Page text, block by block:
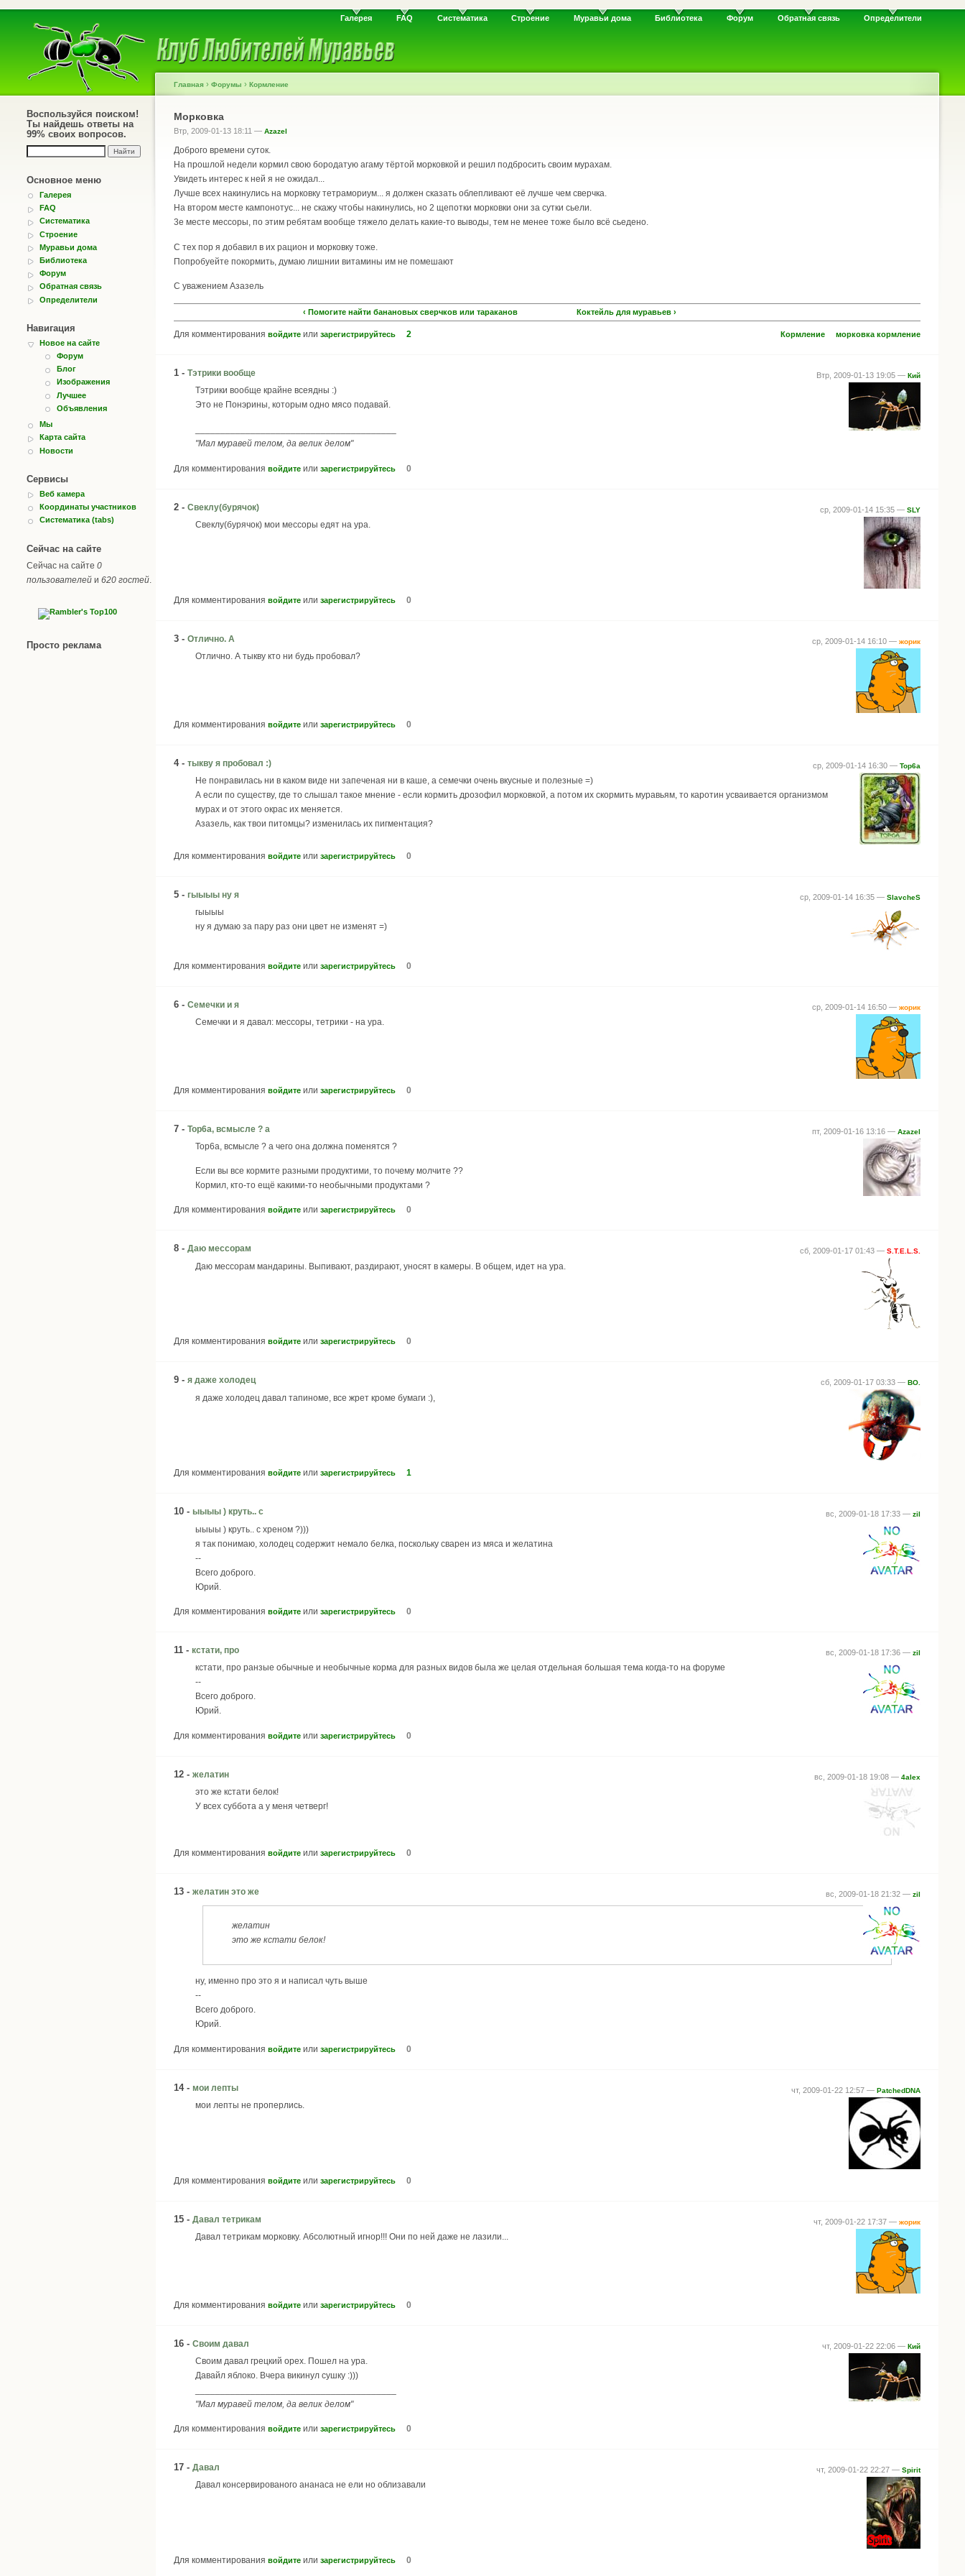
Галерея FAQ Систематика Строение Муравьи дома Библиотека Форум Обратная связь Определители
Воспользуйся поиском!
Ты найдешь ответы на
99% своих вопросов.
Основное меню
Галерея
FAQ
Систематика
Строение
Муравьи дома
Библиотека
Форум
Обратная связь
Определители
Навигация
Новое на сайте
Форум
Блог
Изображения
Лучшее
Объявления
Мы
Карта сайта
Новости
Сервисы
Веб камера
Координаты участников
Систематика (tabs)
Сейчас на сайте
Сейчас на сайте 0
пользователей и 620 гостей
Просто реклама
Главная › Форумы › Кормление
Морковка
Втр, 2009-01-13 18:11 — Azazel
Доброго времени суток.
На прошлой недели кормил свою бородатую агаму тёртой морковкой и решил подбросить своим мурахам.
Увидеть интерес к ней я не ожидал...
Лучше всех накинулись на морковку тетрамориум... я должен сказать облепливают её лучше чем сверчка.
На втором месте кампонотус... не скажу чтобы накинулись, но 2 щепотки морковки они за сутки сьели.
3е месте мессоры, по этим ребятам вообще тяжело делать какие-то выводы, тем не менее тоже было всё сьедено.
С тех пор я добавил в их рацион и морковку тоже.
Попробуейте покормить, думаю лишнии витамины им не помешают
С уважением Азазель
‹ Помогите найти банановых сверчков или тараканов Коктейль для муравьев ›
Кормление морковка кормление
Для комментирования войдите или зарегистрируйтесь 2
Втр, 2009-01-13 19:05 — Кий
1 - Тэтрики вообще
Тэтрики вообще крайне всеядны :)
Это не Понэрины, которым одно мясо подавай.
"Мал муравей телом, да велик делом"
Для комментирования войдите или зарегистрируйтесь 0
ср, 2009-01-14 15:35 — SLY
2 - Свеклу(бурячок)
Свеклу(бурячок) мои мессоры едят на ура.
Для комментирования войдите или зарегистрируйтесь 0
ср, 2009-01-14 16:10 — жорик
3 - Отлично. А
Отлично. А тыкву кто ни будь пробовал?
Для комментирования войдите или зарегистрируйтесь 0
ср, 2009-01-14 16:30 — Top6a
4 - тыкву я пробовал :)
Не понравилась ни в каком виде ни запеченая ни в каше, а семечки очень вкусные и полезные =)
А если по существу, где то слышал такое мнение - если кормить дрозофил морковкой, а потом их скормить муравьям, то каротин усваивается организмом
мурах и от этого окрас их меняется.
Азазель, как твои питомцы? изменилась их пигментация?
Для комментирования войдите или зарегистрируйтесь 0
ср, 2009-01-14 16:35 — SlavcheS
5 - гыыыы ну я
гыыыы
ну я думаю за пару раз они цвет не изменят =)
Для комментирования войдите или зарегистрируйтесь 0
ср, 2009-01-14 16:50 — жорик
6 - Семечки и я
Семечки и я давал: мессоры, тетрики - на ура.
Для комментирования войдите или зарегистрируйтесь 0
пт, 2009-01-16 13:16 — Azazel
7 - Top6a, всмысле ? а
Top6a, всмысле ? а чего она должна поменятся ?
Если вы все кормите разными продуктими, то почему молчите ??
Кормил, кто-то ещё какими-то необычными продуктами ?
Для комментирования войдите или зарегистрируйтесь 0
сб, 2009-01-17 01:43 — S.T.E.L.S.
8 - Даю мессорам
Даю мессорам мандарины. Выпивают, раздирают, уносят в камеры. В общем, идет на ура.
Для комментирования войдите или зарегистрируйтесь 0
сб, 2009-01-17 03:33 — BO.
9 - я даже холодец
я даже холодец давал тапиноме, все жрет кроме бумаги :),
Для комментирования войдите или зарегистрируйтесь 1
вс, 2009-01-18 17:33 — zil
10 - ыыыы ) круть.. с
ыыыы ) круть.. с хреном ?)))
я так понимаю, холодец содержит немало белка, поскольку сварен из мяса и желатина
--
Всего доброго.
Юрий.
Для комментирования войдите или зарегистрируйтесь 0
вс, 2009-01-18 17:36 — zil
11 - кстати, про
кстати, про ранзые обычные и необычные корма для разных видов была же целая отдельная большая тема когда-то на форуме
--
Всего доброго.
Юрий.
Для комментирования войдите или зарегистрируйтесь 0
вс, 2009-01-18 19:08 — 4alex
12 - желатин
это же кстати белок!
У всех суббота а у меня четверг!
Для комментирования войдите или зарегистрируйтесь 0
вс, 2009-01-18 21:32 — zil
13 - желатин это же
желатин
это же кстати белок!
ну, именно про это я и написал чуть выше
--
Всего доброго.
Юрий.
Для комментирования войдите или зарегистрируйтесь 0
чт, 2009-01-22 12:57 — PatchedDNA
14 - мои лепты
мои лепты не проперлись.
Для комментирования войдите или зарегистрируйтесь 0
чт, 2009-01-22 17:37 — жорик
15 - Давал тетрикам
Давал тетрикам морковку. Абсолютный игнор!!! Они по ней даже не лазили...
Для комментирования войдите или зарегистрируйтесь 0
чт, 2009-01-22 22:06 — Кий
16 - Своим давал
Своим давал грецкий орех. Пошел на ура.
Давайл яблоко. Вчера викинул сушку :)))
"Мал муравей телом, да велик делом"
Для комментирования войдите или зарегистрируйтесь 0
чт, 2009-01-22 22:27 — Spirit
17 - Давал
Давал консервированого ананаса не ели но облизавали
Для комментирования войдите или зарегистрируйтесь 0